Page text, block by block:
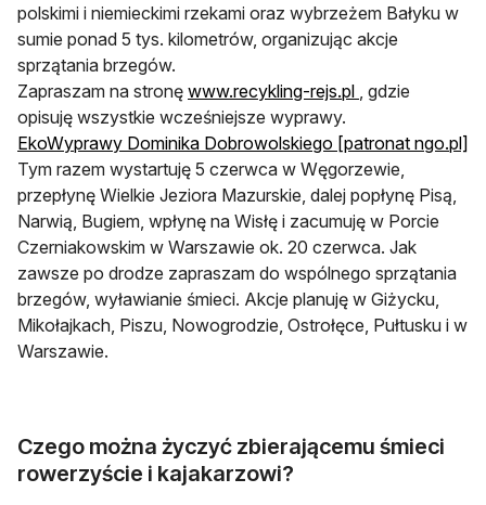
polskimi i niemieckimi rzekami oraz wybrzeżem Bałyku w
sumie ponad 5 tys. kilometrów, organizując akcje
sprzątania brzegów.
Zapraszam na stronę www.recykling-rejs.pl , gdzie
opisuję wszystkie wcześniejsze wyprawy.
EkoWyprawy Dominika Dobrowolskiego [patronat ngo.pl]
Tym razem wystartuję 5 czerwca w Węgorzewie,
przepłynę Wielkie Jeziora Mazurskie, dalej popłynę Pisą,
Narwią, Bugiem, wpłynę na Wisłę i zacumuję w Porcie
Czerniakowskim w Warszawie ok. 20 czerwca. Jak
zawsze po drodze zapraszam do wspólnego sprzątania
brzegów, wyławianie śmieci. Akcje planuję w Giżycku,
Mikołajkach, Piszu, Nowogrodzie, Ostrołęce, Pułtusku i w
Warszawie.
Czego można życzyć zbierającemu śmieci
rowerzyście i kajakarzowi?